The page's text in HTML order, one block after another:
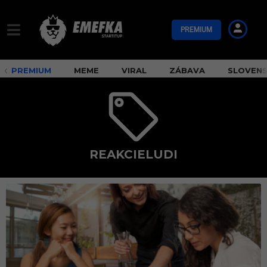
PREMIUM
PREMIUM MEME VIRAL ZÁBAVA
REAKCIELUDI
r
e
a
k